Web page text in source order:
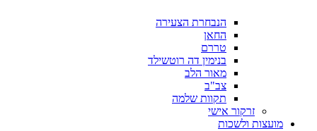
הנבחרת הצעירה
החאן
טררם
בנימין דה רוטשילד
מאור הלב
צב"ב
תקוות שלמה
זרקור אישי
מועצות ולשכות